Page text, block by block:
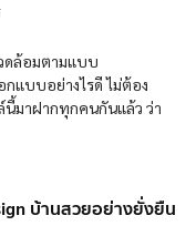
ดล้อมตามแบบ
แบบอย่างไรดี ไม่ต้อง
นี้มาฝากทุกคนกันแล้ว ว่า
บ้านสวยอย่างยั่งยืน